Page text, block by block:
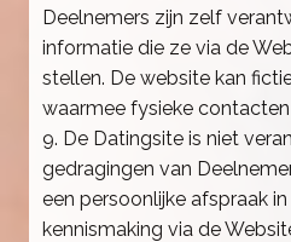
Deelnemers zijn zelf
informatie die ze via de
stellen. De website kan
waarmee fysieke
9. De Datingsite is niet
gedragingen van
een persoonlijke afspraak
kennismaking via de